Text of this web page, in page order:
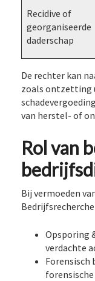
Recidive of
georganiseerde
daderschap
De rechter kan
zoals ontzetting
van herstel- of
Rol van
Bij vermoeden
Opsporing
verdachte
Forensisch